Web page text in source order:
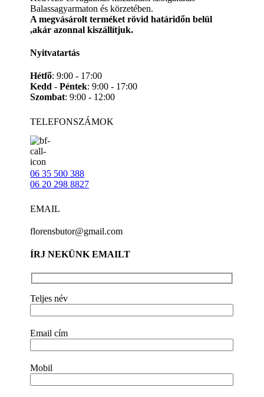
Balassagyarmaton és körzetében.
A megvásárolt terméket rövid határidőn belül
,akár azonnal kiszállítjuk.
Nyitvatartás
Hétfő: 9:00 - 17:00
Kedd-Péntek: 9:00 - 17:00
Szombat: 9:00 - 12:00
TELEFONSZÁMOK
06 35 500 388
06 20 298 8827
EMAIL
florensbutor@gmail.com
ÍRJ NEKÜNK EMAILT
Teljes név
Email cím
Mobil